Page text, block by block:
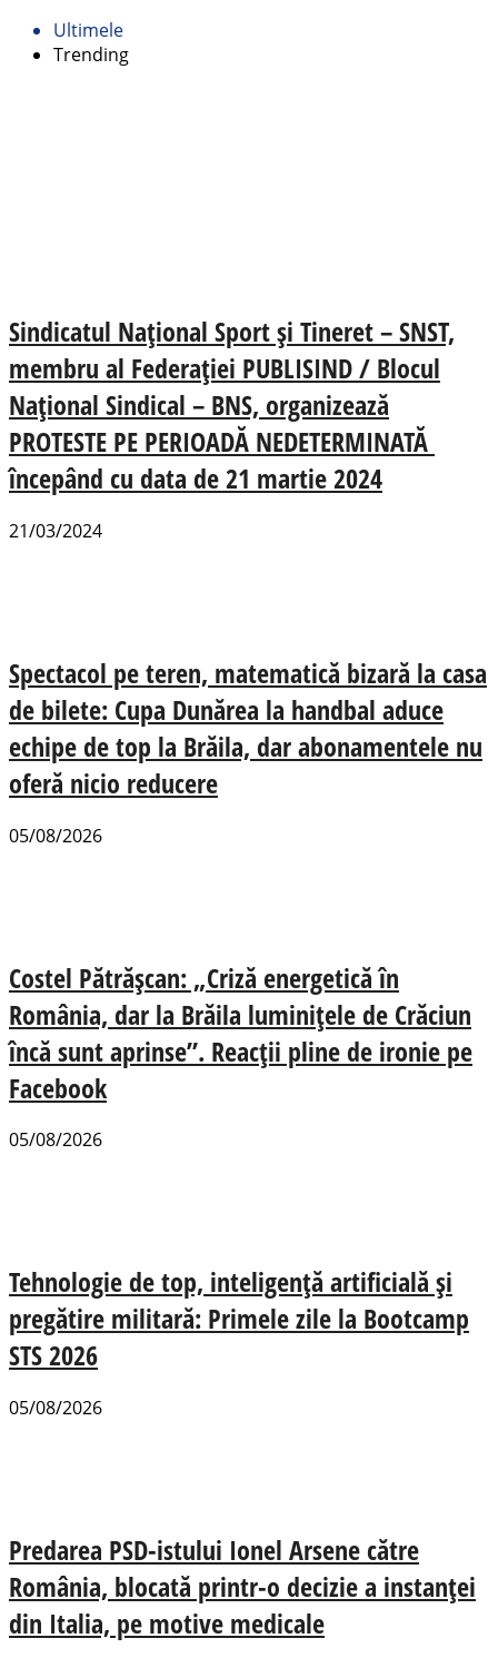
Ultimele
Trending
Sindicatul Național Sport și Tineret – SNST,
membru al Federației PUBLISIND / Blocul
Național Sindical – BNS, organizează
PROTESTE PE PERIOADĂ NEDETERMINATĂ
începând cu data de 21 martie 2024
21/03/2024
Spectacol pe teren, matematică bizară la casa
de bilete: Cupa Dunărea la handbal aduce
echipe de top la Brăila, dar abonamentele nu
oferă nicio reducere
05/08/2026
Costel Pătrășcan: „Criză energetică în
România, dar la Brăila luminițele de Crăciun
încă sunt aprinse”. Reacții pline de ironie pe
Facebook
05/08/2026
Tehnologie de top, inteligență artificială și
pregătire militară: Primele zile la Bootcamp
STS 2026
05/08/2026
Predarea PSD-istului Ionel Arsene către
România, blocată printr-o decizie a instanței
din Italia, pe motive medicale